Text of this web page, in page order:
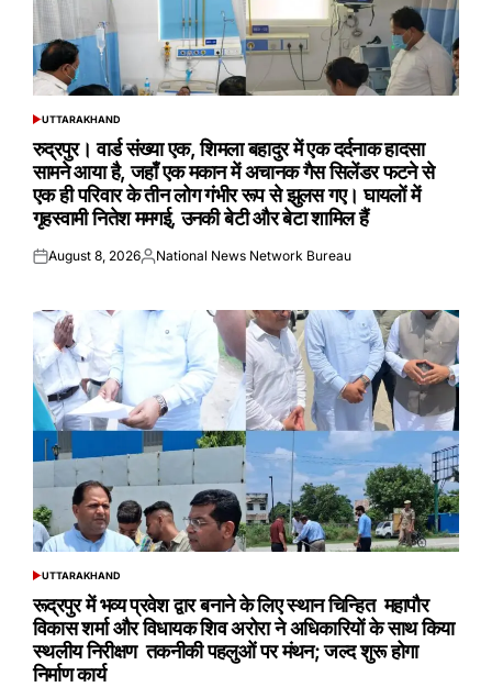
POSTED
UTTARAKHAND
रुद्रपुर। वार्ड संख्या एक, शिमला बहादुर में एक दर्दनाक हादसा
सामने आया है, जहाँ एक मकान में अचानक गैस सिलेंडर फटने से
एक ही परिवार के तीन लोग गंभीर रूप से झुलस गए। घायलों में
गृहस्वामी नितेश ममगई, उनकी बेटी और बेटा शामिल हैं
Posted
August 8, 2026Posted
National News Network Bureau
POSTED
UTTARAKHAND
रूद्रपुर में भव्य प्रवेश द्वार बनाने के लिए स्थान चिन्हित महापौर
विकास शर्मा और विधायक शिव अरोरा ने अधिकारियों के साथ किया
स्थलीय निरीक्षण तकनीकी पहलुओं पर मंथन; जल्द शुरू होगा
निर्माण कार्य